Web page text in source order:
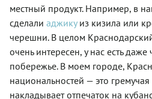
местный продукт. Например, в
сделали аджикуиз кизила или
черешни. В целом
очень интересен, у нас есть
побережье. В моем городе,
национальностей — это гремучая
накладывает отпечаток на